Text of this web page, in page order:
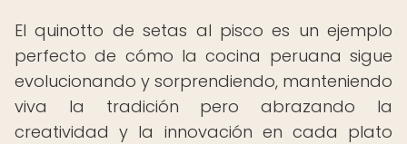
El quinotto de setas al pisco es un ejemplo
perfecto de cómo la cocina peruana sigue
evolucionando y sorprendiendo, manteniendo
viva la tradición pero abrazando la
creatividad y la innovación en cada plato